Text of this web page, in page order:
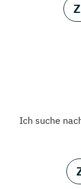
Ich suche